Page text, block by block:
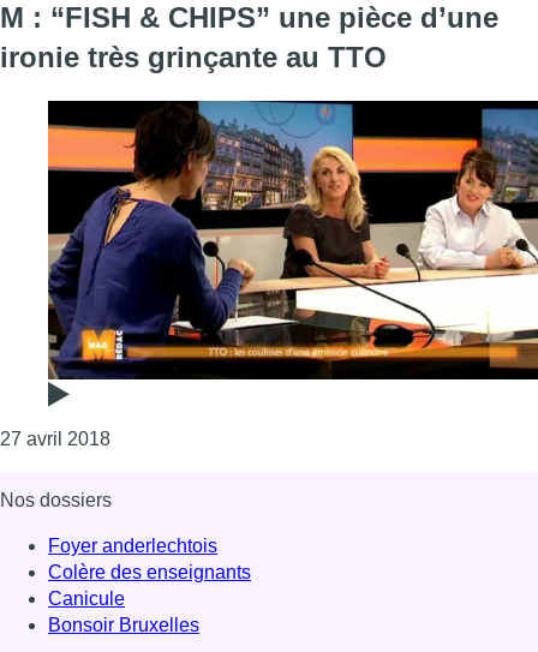
M : “FISH & CHIPS” une pièce d’une
ironie très grinçante au TTO
27 avril 2018Consulter l'article "M : “FISH & CHIPS” une pièce
Nos dossiers
Foyer anderlechtois
Colère des enseignants
Canicule
Bonsoir Bruxelles